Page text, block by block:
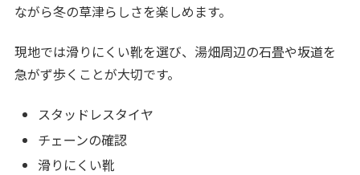
ながら冬の草津らしさを楽しめます。
現地では滑りにくい靴を選び、湯畑周辺の石畳や坂道を
急がず歩くことが大切です。
スタッドレスタイヤ
チェーンの確認
滑りにくい靴